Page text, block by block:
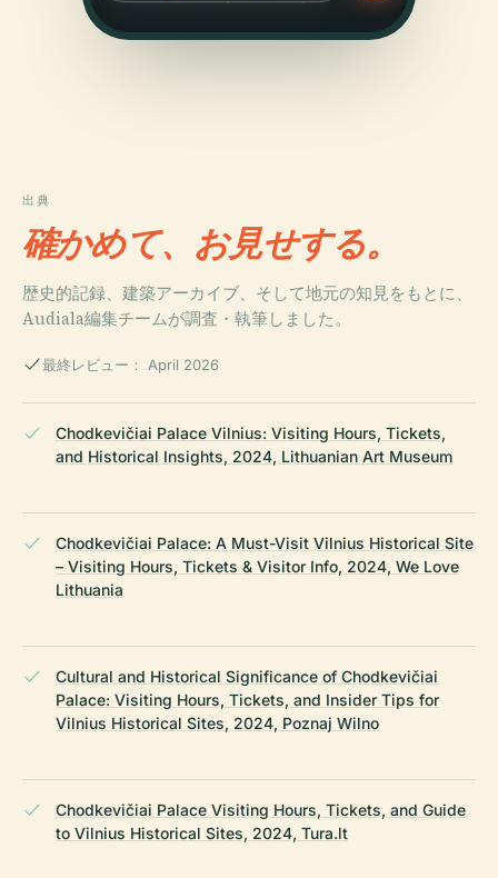
出典
確かめて、お見せする。
歴史的記録、建築アーカイブ、そして地元の知見をもとに、
Audiala編集チームが調査・執筆しました。
最終レビュー： April 2026
Chodkevičiai Palace Vilnius: Visiting Hours, Tickets,
and Historical Insights, 2024, Lithuanian Art Museum
Chodkevičiai Palace: A Must-Visit Vilnius Historical Site
– Visiting Hours, Tickets & Visitor Info, 2024, We Love
Lithuania
Cultural and Historical Significance of Chodkevičiai
Palace: Visiting Hours, Tickets, and Insider Tips for
Vilnius Historical Sites, 2024, Poznaj Wilno
Chodkevičiai Palace Visiting Hours, Tickets, and Guide
to Vilnius Historical Sites, 2024, Tura.lt